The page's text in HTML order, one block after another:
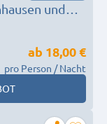
und
ab 18,00 €
pro Person / Nacht